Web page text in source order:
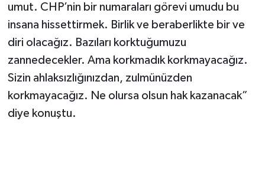
umut. CHP’nin bir numaraları görevi umudu bu
insana hissettirmek. Birlik ve beraberlikte bir ve
diri olacağız. Bazıları korktuğumuzu
zannedecekler. Ama korkmadık korkmayacağız.
Sizin ahlaksızlığınızdan, zulmünüzden
korkmayacağız. Ne olursa olsun hak kazanacak”
diye konuştu.